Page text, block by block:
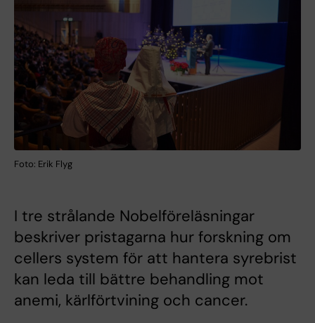
Foto: Erik Flyg
I tre strålande Nobelföreläsningar
beskriver pristagarna hur forskning om
cellers system för att hantera syrebrist
kan leda till bättre behandling mot
anemi, kärlförtvining och cancer.